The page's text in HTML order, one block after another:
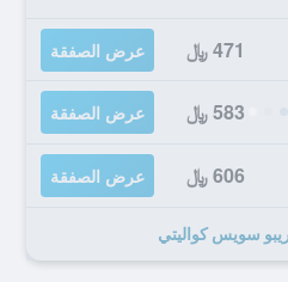
471 ﷼ عرض الصفقة
583 ﷼ عرض الصفقة
606 ﷼ عرض الصفقة